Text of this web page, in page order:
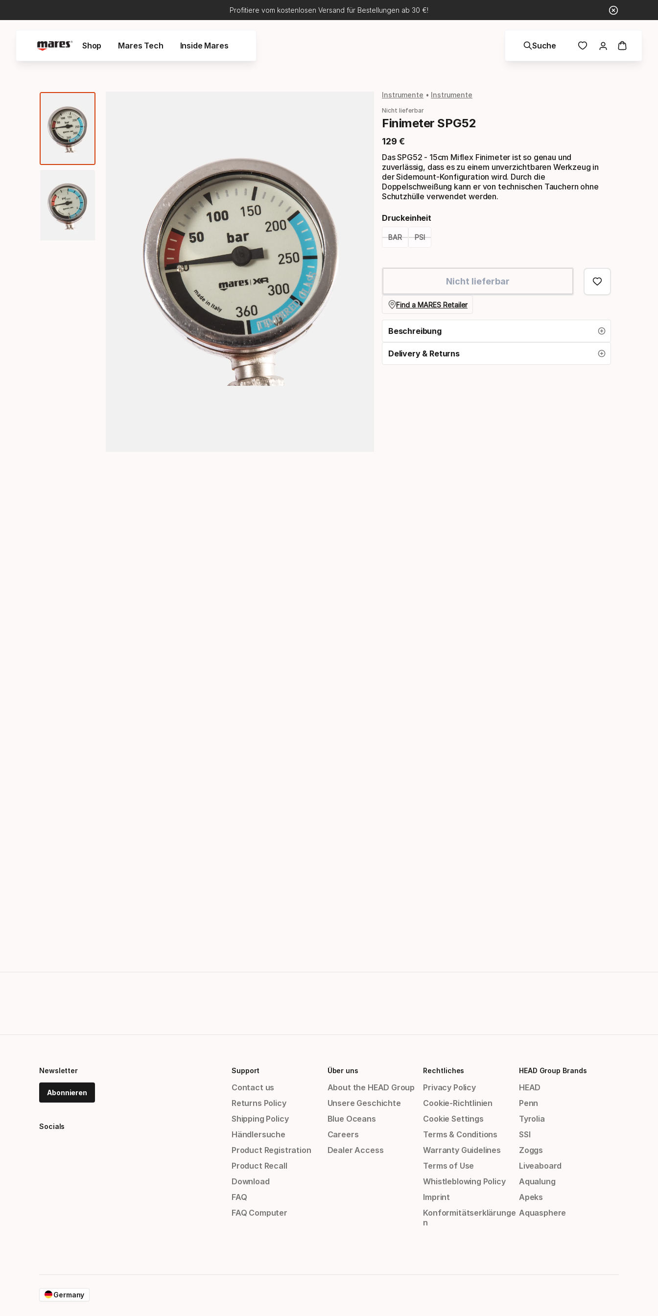
Profitiere vom kostenlosen Versand für Bestellungen ab 30 €!
Shop Mares Tech Inside Mares Suche
Instrumente Instrumente
Nicht lieferbar
Finimeter SPG52
129 €
Endpreis
Das SPG52 - 15cm Miflex Finimeter ist so genau und
zuverlässig, dass es zu einem unverzichtbaren Werkzeug in
der Sidemount-Konfiguration wird. Durch die
Doppelschweißung kann er von technischen Tauchern ohne
Schutzhülle verwendet werden.
Druckeinheit
BAR PSI
select
druckeinheit
Nicht lieferbar
Find a MARES Retailer
Beschreibung
Delivery & Returns
Newsletter
Abonnieren
Socials
Support
Contact us
Returns Policy
Shipping Policy
Händlersuche
Product Registration
Product Recall
Download
FAQ
FAQ Computer
Über uns
About the HEAD Group
Unsere Geschichte
Blue Oceans
Careers
Dealer Access
Rechtliches
Privacy Policy
Cookie-Richtlinien
Cookie Settings
Terms & Conditions
Warranty Guidelines
Terms of Use
Whistleblowing Policy
Imprint
Konformitätserklärunge
n
HEAD Group Brands
HEAD
Penn
Tyrolia
SSI
Zoggs
Liveaboard
Aqualung
Apeks
Aquasphere
Germany